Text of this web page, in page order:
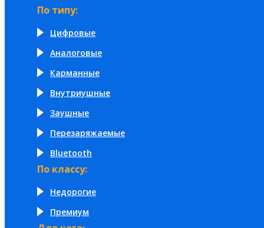
По типу:
Цифровые
Аналоговые
Карманные
Внутриушные
Заушные
Перезаряжаемые
Bluetooth
По классу:
Недорогие
Премиум